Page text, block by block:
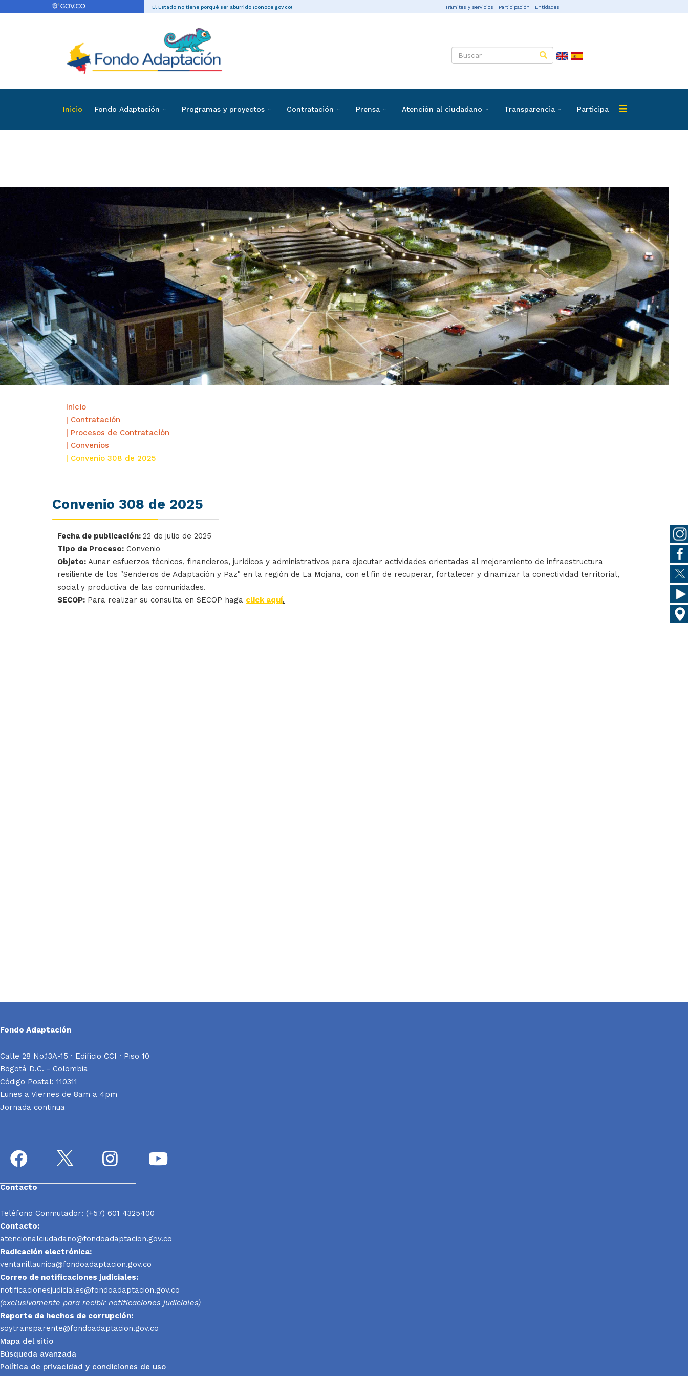
El Estado no tiene porqué ser aburrido ¡conoce gov.co! Trámites y servicios Participación Entidades
Inicio Fondo Adaptación Programas y proyectos Contratación Prensa Atención al ciudadano Transparencia Participa
Convenios
Inicio
| Contratación
| Procesos de Contratación
| Convenios
| Convenio 308 de 2025
Convenio 308 de 2025
Fecha de publicación: 22 de julio de 2025
Tipo de Proceso: Convenio
Objeto: Aunar esfuerzos técnicos, financieros, jurídicos y administrativos para ejecutar actividades orientadas al mejoramiento de infraestructura
resiliente de los "Senderos de Adaptación y Paz" en la región de La Mojana, con el fin de recuperar, fortalecer y dinamizar la conectividad territorial,
social y productiva de las comunidades.
SECOP: Para realizar su consulta en SECOP haga click aquí.
Fondo Adaptación
Calle 28 No.13A-15 · Edificio CCI · Piso 10
Bogotá D.C. - Colombia
Código Postal: 110311
Lunes a Viernes de 8am a 4pm
Jornada continua
Contacto
Teléfono Conmutador: (+57) 601 4325400
Contacto:
atencionalciudadano@fondoadaptacion.gov.co
Radicación electrónica:
ventanillaunica@fondoadaptacion.gov.co
Correo de notificaciones judiciales:
notificacionesjudiciales@fondoadaptacion.gov.co
(exclusivamente para recibir notificaciones judiciales)
Reporte de hechos de corrupción:
soytransparente@fondoadaptacion.gov.co
Mapa del sitio
Búsqueda avanzada
Política de privacidad y condiciones de uso